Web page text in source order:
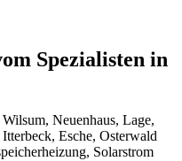
Spezialisten in
Neuenhaus, Lage,
Esche, Osterwald
Solarstrom